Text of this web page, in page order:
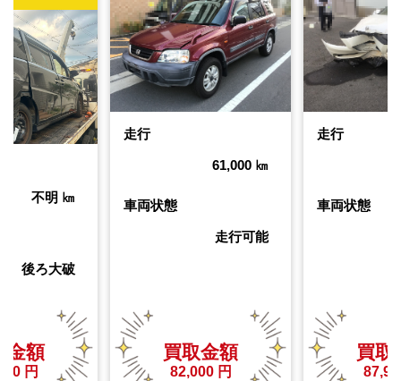
不明 ㎞
後ろ大破
金額
円
走行
61,000 ㎞
車両状態
走行可能
買取金額
82,000 円
走行
車両状態
買取